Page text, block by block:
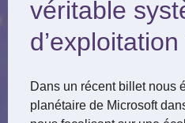
véritable
d’exploitation
Dans un récent billet nous
planétaire de Microsoft